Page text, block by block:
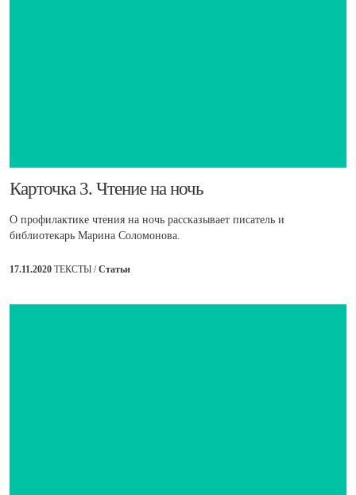
​Карточка 3. Чтение на ночь
О профилактике чтения на ночь рассказывает писатель и
библиотекарь Марина Соломонова.
17.11.2020 ТЕКСТЫ /Статьи